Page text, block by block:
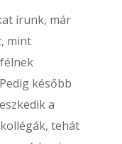
írunk, már
mint
később
a
tehát